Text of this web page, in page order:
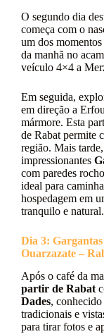
O segundo dia
começa com o
um dos
da manhã no
veículo 4×4 a
Em seguida,
em direção a
mármore. Esta
de Rabat permite
região. Mais
impressionantes
com paredes
ideal para
hospedagem em
tranquilo e natural.
Dia 3:
Ouarzazate –
Após o café da
partir de Rabat
Dades, conhecido
tradicionais e
para tirar fotos e